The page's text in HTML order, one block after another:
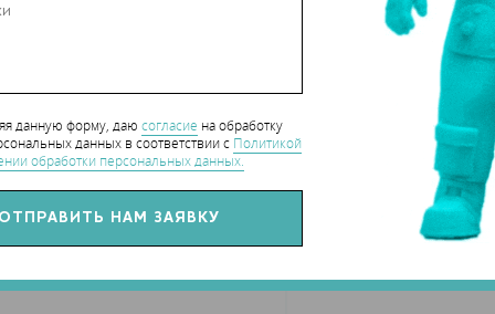
данную форму, даю согласие на обработку
данных в соответствии с Политикой
обработки персональных данных.